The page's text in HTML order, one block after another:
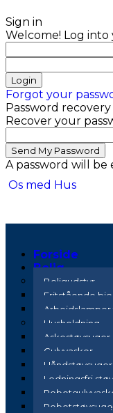
Sign in
Welcome! Log
Forgot your
Password recovery
Recover your
A password will be
Os med Hus
Forside
Bolig
Boligudstyr
Fritstående
Arbejdslamper
Husholdning
Askestøvsuger
Gulvvasker
Håndstøvsuger
Ledningsfri